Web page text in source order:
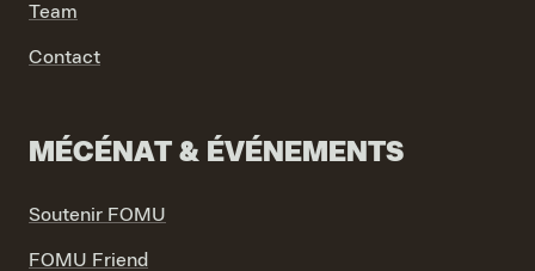
Team
Contact
MÉCÉNAT & ÉVÉNEMENTS
Soutenir FOMU
FOMU Friend